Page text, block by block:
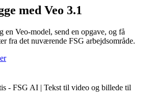
med Veo 3.1
en Veo-model, send en opgave, og få
fra det nuværende FSG arbejdsområde.
- FSG AI | Tekst til video og billede til